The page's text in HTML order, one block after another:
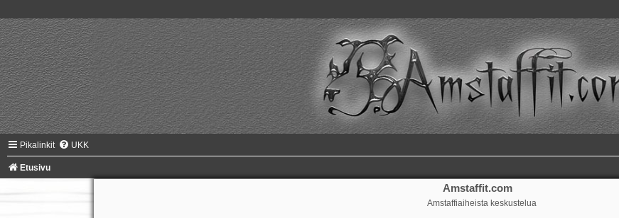
Pikalinkit UKK
Etusivu
Amstaffit.com
Amstaffiaiheista keskustelua